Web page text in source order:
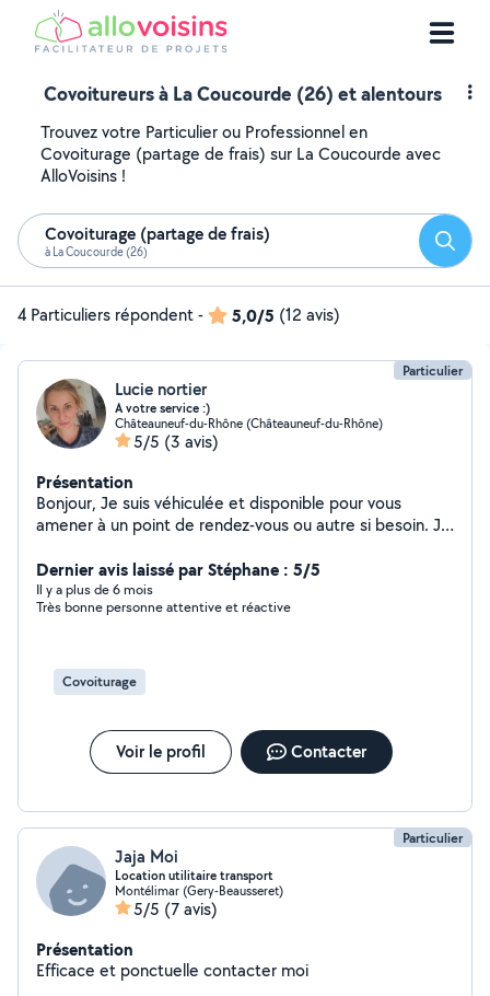
Covoitureurs à La Coucourde (26) et alentours
Trouvez votre Particulier ou Professionnel en
Covoiturage (partage de frais) sur La Coucourde avec
AlloVoisins !
Covoiturage (partage de frais)
à La Coucourde (26)
4 Particuliers répondent- 5,0/5 (12 avis)
Particulier
Lucie nortier
A votre service :)
Châteauneuf-du-Rhône (Châteauneuf-du-Rhône)
5/5 (3 avis)
Présentation
Bonjour, Je suis véhiculée et disponible pour vous
amener à un point de rendez-vous ou autre si besoin. Je
d'une expérience dans le transport. Je suis disponible
également pour la garde de vos petits compagnons,
tels que chiens, souris, rat, cochon d'inde, oiseaux etc...
Dernier avis laissé par Stéphane : 5/5
Il y a plus de 6 mois
Très bonne personne attentive et réactive
Covoiturage
Voir le profil Contacter
Particulier
Jaja Moi
Location utilitaire transport
Montélimar (Gery-Beausseret)
5/5 (7 avis)
Présentation
Efficace et ponctuelle contacter moi